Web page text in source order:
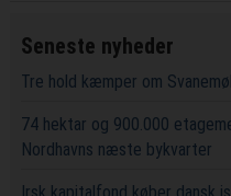
Seneste nyheder
Tre hold kæmper om
74 hektar og 900.000
Nordhavns næste bykvarter